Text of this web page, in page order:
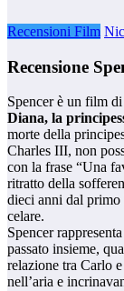
Recensioni Film
Recensione
Spencer è un film
Diana, la
morte della
Charles III, non
con la frase “Una
ritratto della
dieci anni dal primo
celare.
Spencer
passato insieme,
relazione tra Carlo
nell’aria e